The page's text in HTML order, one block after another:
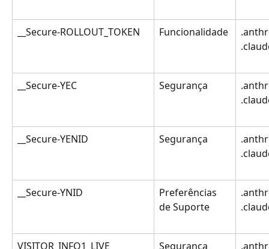
__Secure-ROLLOUT_TOKEN Funcionalidade
__Secure-YEC Segurança
__Secure-YENID Segurança
__Secure-YNID
Preferências
de Suporte
VISITOR_INFO1_LIVE Segurança